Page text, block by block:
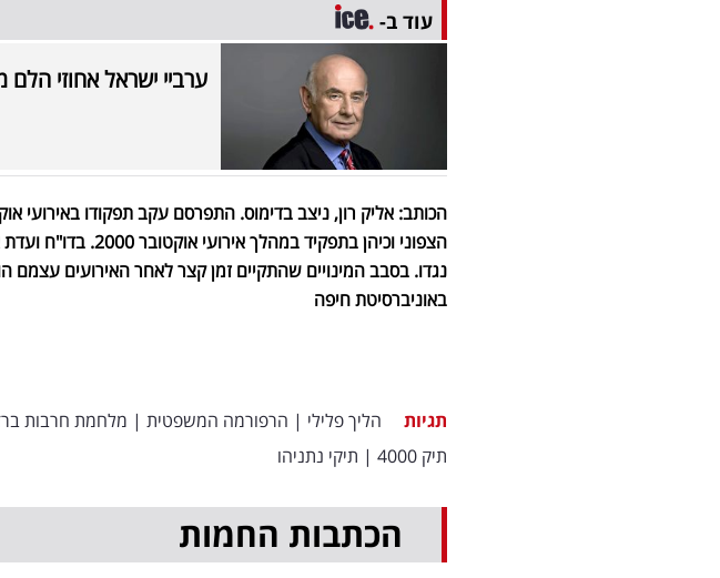
עוד ב-
ערביי ישראל אחוזי הלם מאז ה-7 באוקטובר וזו
הצפוני וכיהן בתפקיד
נגדו. בסבב המינויים שהתקיים זמן קצר לאחר האירועים עצמם
באוניברסיטת חיפה
תגיות הליך פלילי | הרפורמה המשפטית | מלחמת חרבות
תיק 4000
| תיקי נתניהו
הכתבות החמות